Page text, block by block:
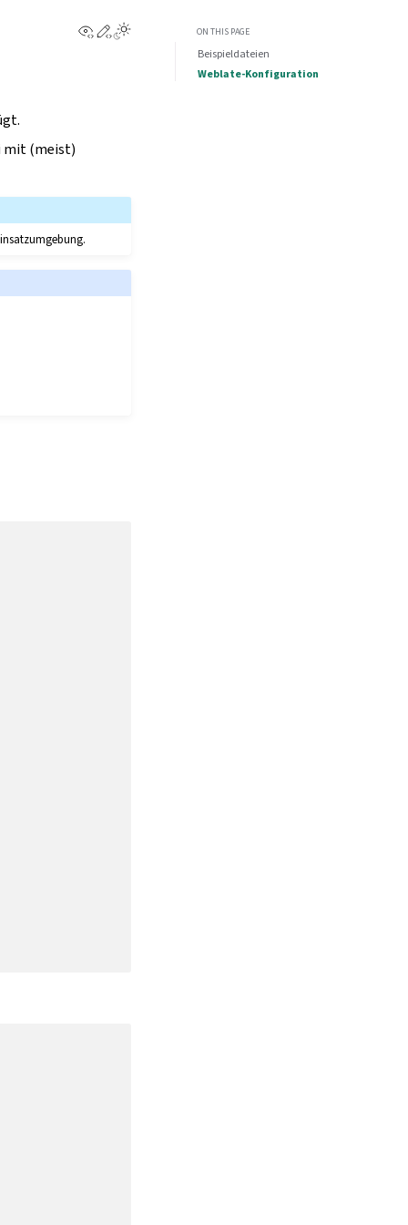
View this page
Edit this page
mit (meist)
ON THIS PAGE
Beispieldateien
Weblate-Konfiguration